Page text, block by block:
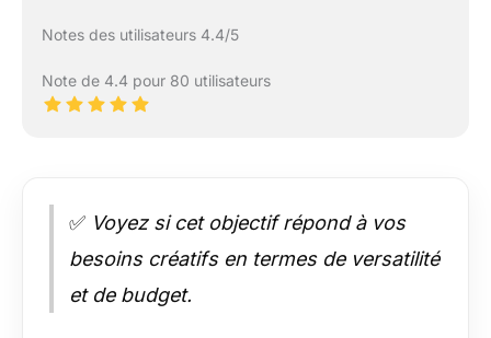
Notes des utilisateurs 4.4/5
Note de 4.4 pour 80 utilisateurs
✅ Voyez si cet objectif répond à vos
besoins créatifs en termes de versatilité
et de budget.